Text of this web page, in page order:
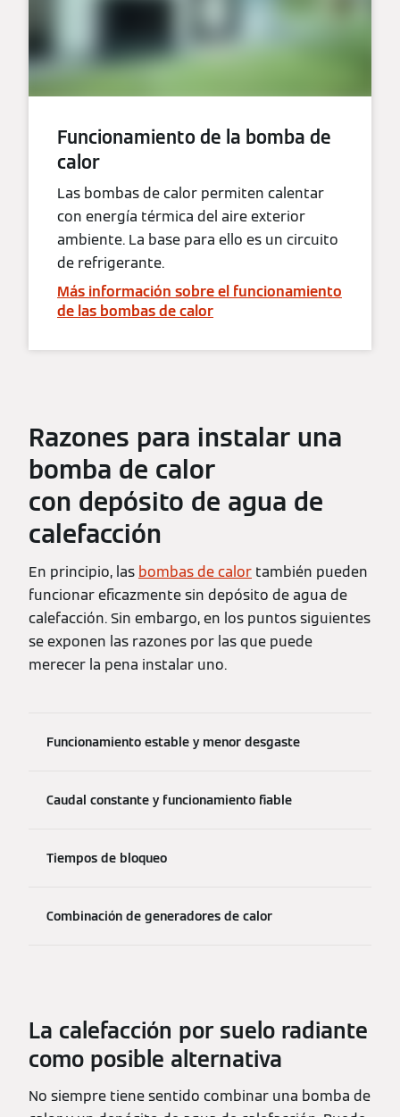
Funcionamiento de la bomba de
calor
Las bombas de calor permiten calentar
con energía térmica del aire exterior
ambiente. La base para ello es un circuito
de refrigerante.
Más información sobre el funcionamiento
de las bombas de calor
Razones para instalar una
bomba de calor
con depósito de agua de
calefacción
En principio, las bombas de calor también pueden
funcionar eficazmente sin depósito de agua de
calefacción. Sin embargo, en los puntos siguientes
se exponen las razones por las que puede
merecer la pena instalar uno.
Funcionamiento estable y menor desgaste
Caudal constante y funcionamiento fiable
Tiempos de bloqueo
Combinación de generadores de calor
La calefacción por suelo radiante
como posible alternativa
No siempre tiene sentido combinar una bomba de